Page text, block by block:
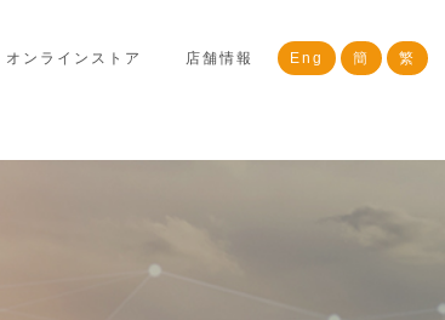
オンラインストア 店舗情報 Eng 簡 繁